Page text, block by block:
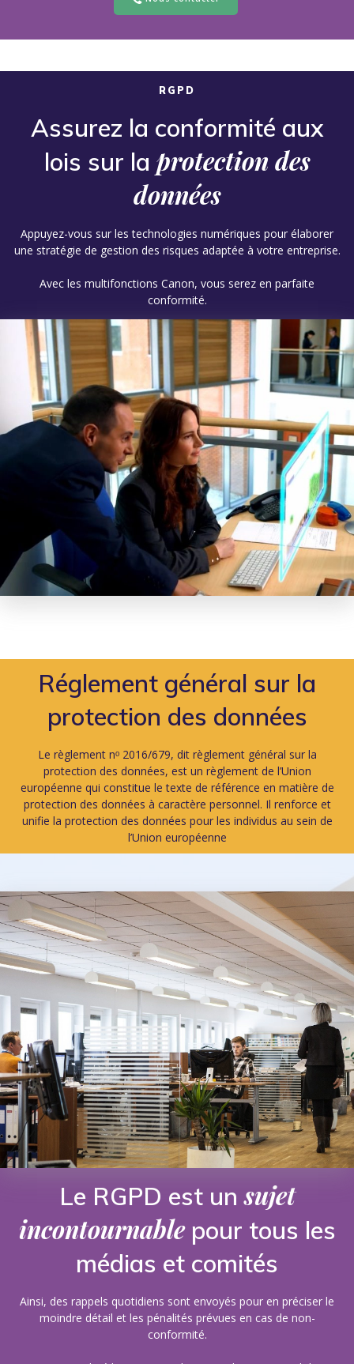
RGPD
Assurez la conformité aux
lois sur la protection des
données
Appuyez-vous sur les technologies numériques pour élaborer
une stratégie de gestion des risques adaptée à votre entreprise.
Avec les multifonctions Canon, vous serez en parfaite
conformité.
Réglement général sur la
protection des données
Le règlement nᵒ 2016/679, dit règlement général sur la
protection des données, est un règlement de l’Union
européenne qui constitue le texte de référence en matière de
protection des données à caractère personnel. Il renforce et
unifie la protection des données pour les individus au sein de
l’Union européenne
Le RGPD est unsujet
incontournablepour tous les
médias et comités
Ainsi, des rappels quotidiens sont envoyés pour en préciser le
moindre détail et les pénalités prévues en cas de non-
conformité.